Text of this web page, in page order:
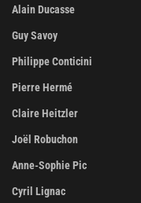
Alain Ducasse
Guy Savoy
Philippe Conticini
Pierre Hermé
Claire Heitzler
Joël Robuchon
Anne-Sophie Pic
Cyril Lignac